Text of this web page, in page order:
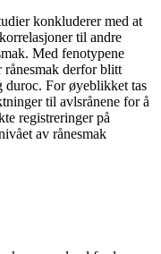
konkluderer med at
til andre
Med fenotypene
rånesmak derfor blitt
duroc. For øyeblikket tas
til avlsrånene for å
registreringer på
av rånesmak